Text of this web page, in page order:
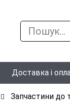
Доставка і
Запчастини до